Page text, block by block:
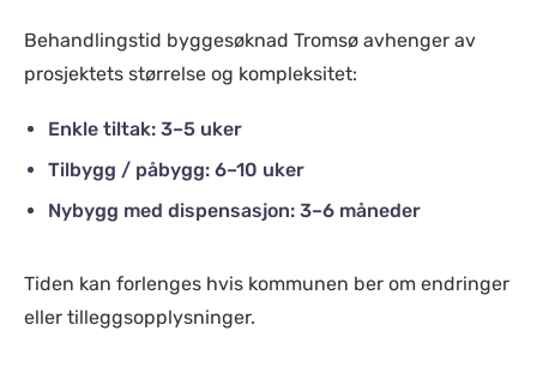
Behandlingstid byggesøknad Tromsø avhenger av
prosjektets størrelse og kompleksitet:
Enkle tiltak: 3–5 uker
Tilbygg / påbygg: 6–10 uker
Nybygg med dispensasjon: 3–6 måneder
Tiden kan forlenges hvis kommunen ber om endringer
eller tilleggsopplysninger.